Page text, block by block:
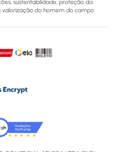
sustentabilidade, proteção da
do homem do campo.